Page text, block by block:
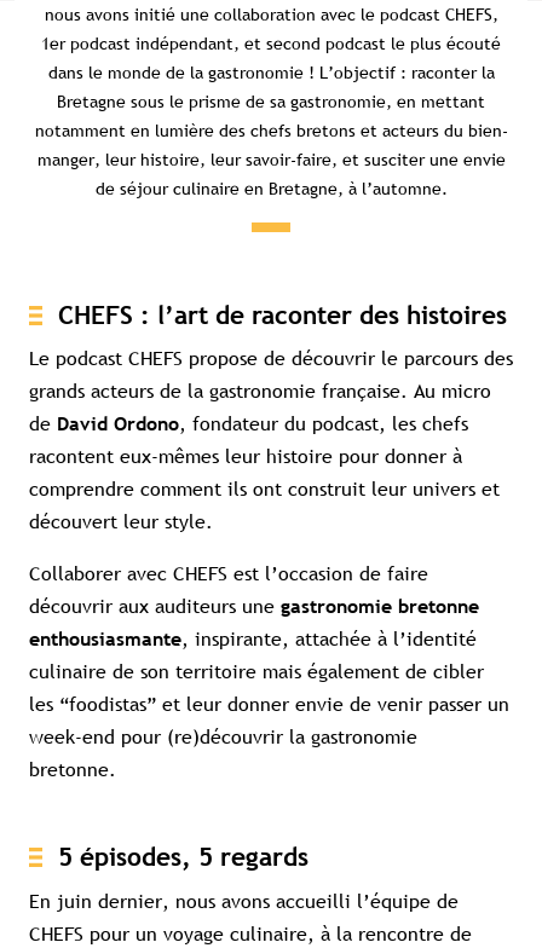
nous avons initié une collaboration avec le podcast CHEFS,
1er podcast indépendant, et second podcast le plus écouté
dans le monde de la gastronomie ! L’objectif : raconter la
Bretagne sous le prisme de sa gastronomie, en mettant
notamment en lumière des chefsbretonset acteurs du bien-
manger, leur histoire, leur savoir-faire, et susciter une envie
de séjourculinaire en Bretagne, à l’automne.
CHEFS : l’art de raconter des histoires
Le podcast CHEFS propose de découvrir le parcours des
grands acteurs de la gastronomie française. Au micro
de David Ordono, fondateur du podcast, les chefs
racontent eux-mêmes leur histoire pour donner à
comprendre comment ils ont construit leur univers et
découvert leur style.
Collaborer avec CHEFS est l’occasion de faire
découvrir aux auditeurs une gastronomie bretonne
enthousiasmante, inspirante, attachée à l’identité
culinaire de son territoire mais également de cibler
les “foodistas” et leur donner envie de venir passer un
week-end pour (re)découvrir la gastronomie
bretonne.
5 épisodes, 5 regards
En juin dernier, nous avons accueilli l’équipe de
CHEFS pour un voyage culinaire, à la rencontre de